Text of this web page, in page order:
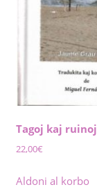
Tagoj kaj ruinoj
22,00€
Aldoni al korbo